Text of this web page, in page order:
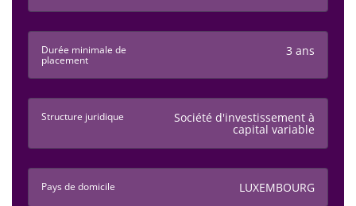
Durée minimale de
placement
3 ans
Structure juridique Société d'investissement à
capital variable
Pays de domicile LUXEMBOURG